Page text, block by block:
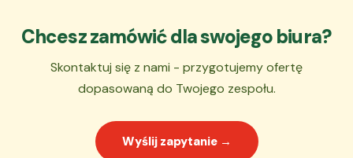
Chcesz zamówić dla swojego biura?
Skontaktuj się z nami - przygotujemy ofertę
dopasowaną do Twojego zespołu.
Wyślij zapytanie →